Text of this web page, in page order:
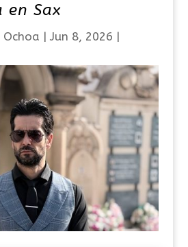
en Sax
Ochoa | Jun 8, 2026 |